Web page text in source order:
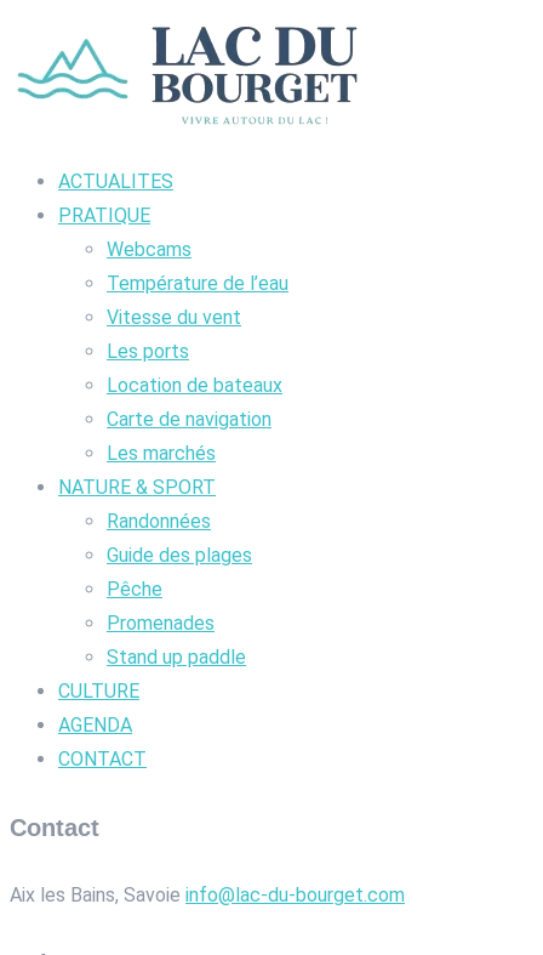
ACTUALITES
PRATIQUE
Webcams
Température de l’eau
Vitesse du vent
Les ports
Location de bateaux
Carte de navigation
Les marchés
NATURE & SPORT
Randonnées
Guide des plages
Pêche
Promenades
Stand up paddle
CULTURE
AGENDA
CONTACT
Contact
Aix les Bains, Savoie info@lac-du-bourget.com